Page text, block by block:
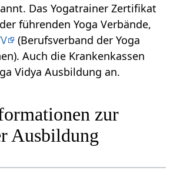
Das Yogatrainer Zertifikat
führenden Yoga Verbände,
(Berufsverband der Yoga
Auch die Krankenkassen
Vidya Ausbildung an.
zur
Ausbildung